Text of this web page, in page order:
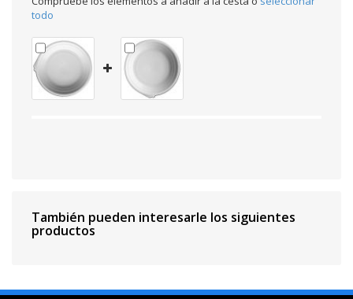
todo
También pueden interesarle los siguientes
productos